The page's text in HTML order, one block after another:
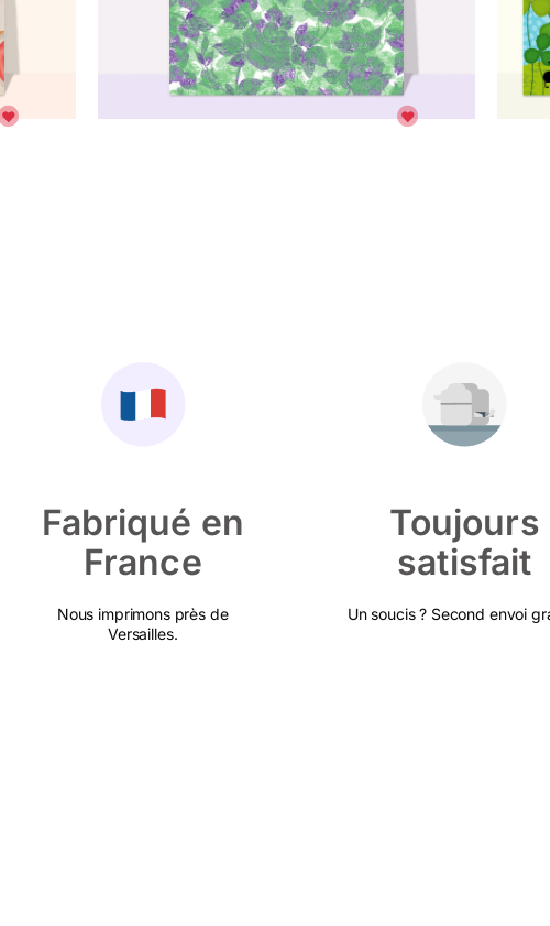
Fabriqué en
France
Nous imprimons près de
Versailles.
Toujours
satisfait
Un soucis ? Second envoi